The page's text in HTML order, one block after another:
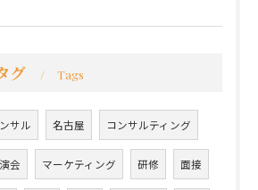
グ Tags
サル 名古屋 コンサルティング
会 マーケティング 研修 面接